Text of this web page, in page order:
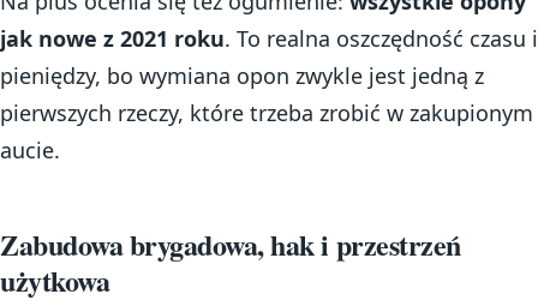
jak nowe z 2021 roku. To realna oszczędność czasu i
pieniędzy, bo wymiana opon zwykle jest jedną z
pierwszych rzeczy, które trzeba zrobić w zakupionym
aucie.
Zabudowa brygadowa, hak i przestrzeń
użytkowa